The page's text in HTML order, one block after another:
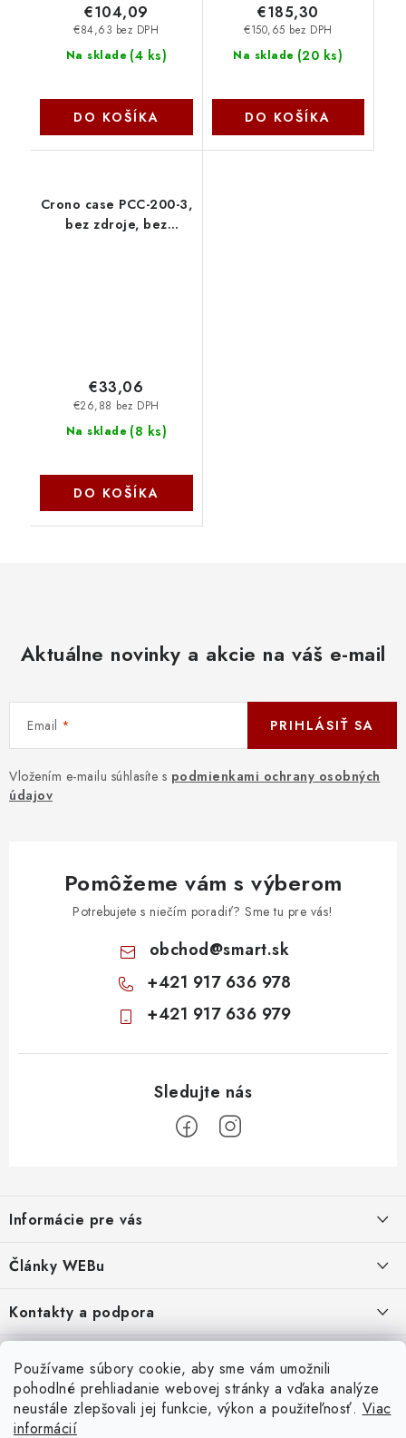
Používame súbory cookie, aby sme vám umožnili
pohodlné prehliadanie webovej stránky a vďaka analýze
neustále zlepšovali jej funkcie, výkon a použiteľnosť. Viac
informácií
Na sklade (4 ks)
€84,63 bez DPH
€104,09
DO KOŠÍKA
Na sklade (20 ks)
€150,65 bez DPH
€185,30
DO KOŠÍKA
Crono case PCC-200-3,
bez zdroje, bez
Na sklade (8 ks)
€26,88 bez DPH
€33,06
DO KOŠÍKA
Aktuálne novinky a akcie na váš e-mail
Email
Vložením e-mailu súhlasíte s podmienkami ochrany osobných
údajov
PRIHLÁSIŤ SA
Pomôžeme vám s výberom
Potrebujete s niečím poradiť? Sme tu pre vás!
obchod@smart.sk
+421 917 636 978
+421 917 636 979
p
ä
e
Informácie pre vás
Obchodné podmienky
Moja objednávka
Odstúpenie od zmluvy
Formuláre na stiahnutie
Napíšte nám
Články WEBu
Dôležité oznamy
16.6.2026
Nákup na splátky
23.10.2022
Ako nakupovať
Kontakty a podpora
2.8.2022
Doprava a Platba
4.3.2022
Servisné služby
Servis a služby pre Vás
5.3.2022
Doprava - UPS Doprava - Packeta Splátky - Home Credit